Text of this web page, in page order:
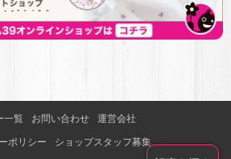
一覧 お問い合わせ 運営会社
ポリシー ショップスタッフ募集